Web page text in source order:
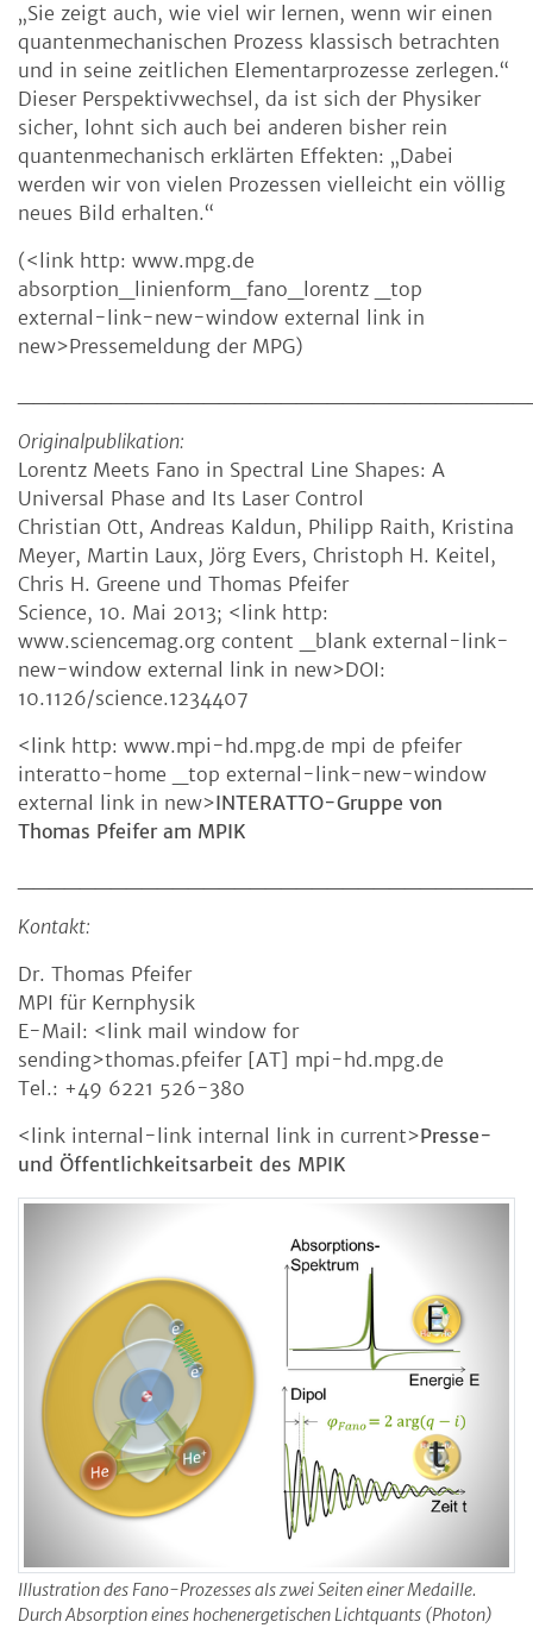
„Sie zeigt auch, wie viel wir lernen, wenn wir einen
quantenmechanischen Prozess klassisch betrachten
und in seine zeitlichen Elementarprozesse zerlegen.“
Dieser Perspektivwechsel, da ist sich der Physiker
sicher, lohnt sich auch bei anderen bisher rein
quantenmechanisch erklärten Effekten: „Dabei
werden wir von vielen Prozessen vielleicht ein völlig
neues Bild erhalten.“
(<link http: www.mpg.de
absorption_linienform_fano_lorentz _top
external-link-new-window external link in
new>Pressemeldung der MPG)
Originalpublikation:
Lorentz Meets Fano in Spectral Line Shapes: A
Universal Phase and Its Laser Control
Christian Ott, Andreas Kaldun, Philipp Raith, Kristina
Meyer, Martin Laux, Jörg Evers, Christoph H. Keitel,
Chris H. Greene und Thomas Pfeifer
Science, 10. Mai 2013; <link http:
www.sciencemag.org content _blank external-link-
new-window external link in new>DOI:
10.1126/science.1234407
<link http: www.mpi-hd.mpg.de mpi de pfeifer
interatto-home _top external-link-new-window
external link in new>INTERATTO-Gruppe von
Thomas Pfeifer am MPIK
Kontakt:
Dr. Thomas Pfeifer
MPI für Kernphysik
E-Mail: <link mail window for
sending>thomas.pfeifer [AT] mpi-hd.mpg.de
Tel.: +49 6221 526-380
<link internal-link internal link in current>Presse-
und Öffentlichkeitsarbeit des MPIK
Illustration des Fano-Prozesses als zwei Seiten einer Medaille.
Durch Absorption eines hochenergetischen Lichtquants (Photon)